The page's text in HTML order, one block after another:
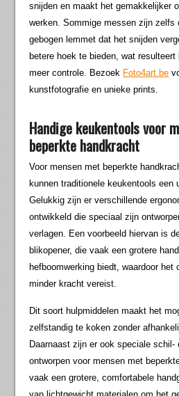
snijden en maakt het gemakkelijker
werken. Sommige messen zijn zelfs
gebogen lemmet dat het snijden
betere hoek te bieden, wat
meer controle. Bezoek Foto4art.be
kunstfotografie en unieke prints.
Handige keukentools voor
beperkte handkracht
Voor mensen met beperkte
kunnen traditionele keukentools een
Gelukkig zijn er verschillende
ontwikkeld die speciaal zijn
verlagen. Een voorbeeld hiervan is
blikopener, die vaak een grotere
hefboomwerking biedt, waardoor het
minder kracht vereist.
Dit soort hulpmiddelen maakt het
zelfstandig te koken zonder
Daarnaast zijn er ook speciale
ontworpen voor mensen met
vaak een grotere, comfortabele